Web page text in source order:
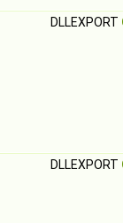
DLLEXPORT
DLLEXPORT